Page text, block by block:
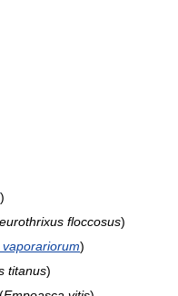
)
floccosus)
)
titanus)